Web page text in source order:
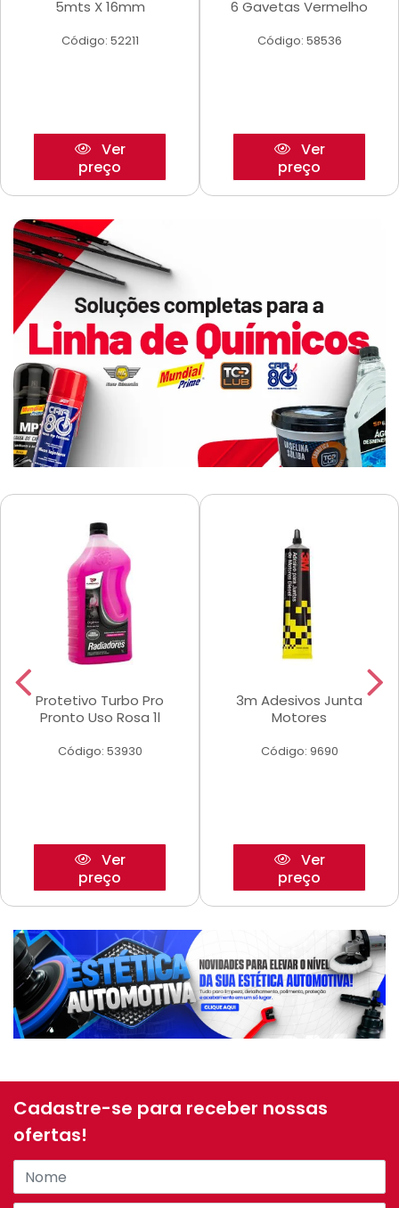
5mts X 16mm
Código: 52211
Ver
preço
6 Gavetas Vermelho
Código: 58536
Ver
preço
Protetivo Turbo Pro
Pronto Uso Rosa 1l
Código: 53930
Ver
preço
3m Adesivos Junta
Motores
Código: 9690
Ver
preço
Cadastre-se para receber nossas
ofertas!